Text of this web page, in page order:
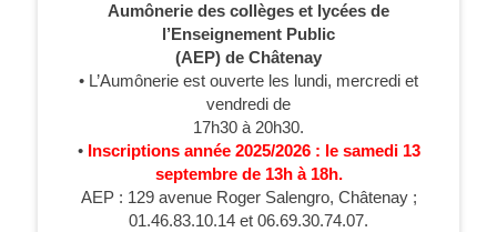
Aumônerie des collèges et lycées de
l’Enseignement Public
(AEP) de Châtenay
• L’Aumônerie est ouverte les lundi, mercredi et
vendredi de
17h30 à 20h30.
• Inscriptions année 2025/2026 : le samedi 13
septembre de 13h à 18h.
AEP : 129 avenue Roger Salengro, Châtenay ;
01.46.83.10.14 et 06.69.30.74.07.